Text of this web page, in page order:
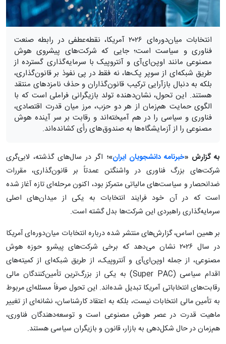
انتخابات میان‌دوره‌ای ۲۰۲۶ آمریکا، نقطه‌عطفی در رابطه صنعت
فناوری و سیاست است؛ جایی که شرکت‌های پیشروی هوش
مصنوعی مانند اوپن‌ای‌آی و آنتروپیک با سرمایه‌گذاری گسترده از
طریق شبکه‌ای از سوپر پک‌ها، نه فقط در پی نفوذ بر قانون‌گذاری،
بلکه به دنبال بازآرایی ترکیب قانون‌گذاران و حذف نامزدهای منتقد
هستند. این تحول، نشان‌دهنده تولد بازیگرانی فراملی است که با
الگوی حمایت هم‌زمان از هر دو حزب، مرز میان قدرت اقتصادی،
فناوری و سیاسی را در هم آمیخته‌اند و رقابت بر سر آینده هوش
مصنوعی را از آزمایشگاه‌ها به صندوق‌های رأی کشانده‌اند.
به گزارش «خبرنامه دانشجویان ایران»؛ اگر در سال‌های گذشته، لابی‌گری
شرکت‌های بزرگ فناوری در واشنگتن عمدتاً بر قانون‌گذاری، مقررات
ضدانحصار و سیاست‌های مالیاتی متمرکز بود، اکنون مرحله‌ای تازه آغاز شده
است که در آن خود فرایند انتخابات به یکی از میدان‌های اصلی
سرمایه‌گذاری راهبردی این شرکت‌ها بدل گشته است.
بر همین اساس، گزارش‌های منتشر شده درباره انتخابات میان‌دوره‌ای آمریکا
در سال ۲۰۲۶ نشان می‌دهد که برخی شرکت‌های پیشرو حوزه هوش
مصنوعی، از جمله اوپن‌ای‌آی و آنتروپیک، از طریق شبکه‌ای از کمیته‌های
اقدام سیاسی (Super PAC) به یکی از بزرگ‌ترین تأمین‌کنندگان مالی
رقابت‌های انتخاباتی آمریکا تبدیل شده‌اند. این تحول صرفاً مسئله‌ای مربوط
به تأمین مالی انتخابات نیست، بلکه به اعتقاد کارشناسان، نشانه‌ای از تغییر
ماهیت قدرت در عصر هوش مصنوعی است و توسعه‌دهندگان فناوری،
هم‌زمان در حال شکل‌دهی به بازار، قانون و بازیگران سیاسی هستند.